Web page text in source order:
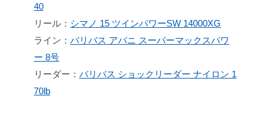
40
リール： シマノ 15 ツインパワーSW 14000XG
ライン： バリバス アバニ スーパーマックスパワ
ー 8号
リーダー： バリバス ショックリーダー ナイロン 1
70lb